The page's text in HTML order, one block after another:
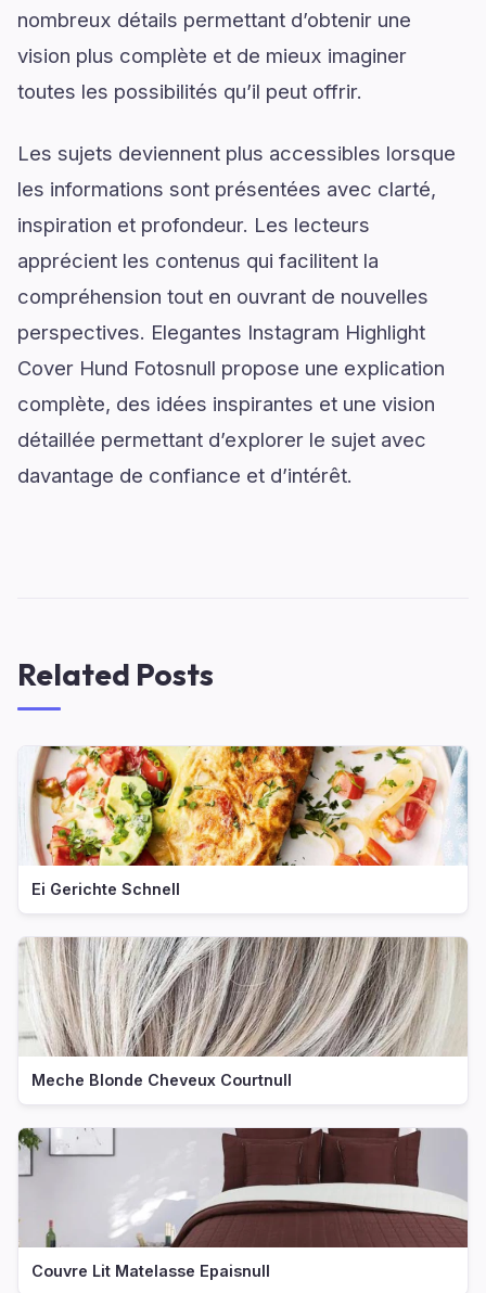
nombreux détails permettant d’obtenir une
vision plus complète et de mieux imaginer
toutes les possibilités qu’il peut offrir.
Les sujets deviennent plus accessibles lorsque
les informations sont présentées avec clarté,
inspiration et profondeur. Les lecteurs
apprécient les contenus qui facilitent la
compréhension tout en ouvrant de nouvelles
perspectives. Elegantes Instagram Highlight
Cover Hund Fotosnull propose une explication
complète, des idées inspirantes et une vision
détaillée permettant d’explorer le sujet avec
davantage de confiance et d’intérêt.
Related Posts
Ei Gerichte Schnell
Meche Blonde Cheveux Courtnull
Couvre Lit Matelasse Epaisnull